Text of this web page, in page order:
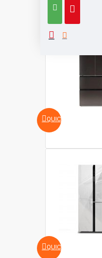
QUICKVIEW
QUICKVIEW